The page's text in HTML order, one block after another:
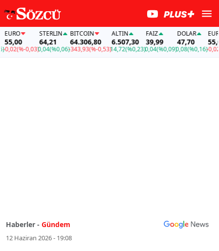
EURO
55,00
-0,02(%-0,03)
STERLIN
64,21
0,04(%0,06)
BITCOIN
64.306,80
-343,93(%-0,53)
ALTIN
6.507,30
14,72(%0,23)
FAİZ
39,99
0,04(%0,09)
DOLAR
47,70
0,08(%0,16)-
Haberler - Gündem
12 Haziran 2026 - 19:08